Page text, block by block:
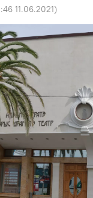
11.06.2021)